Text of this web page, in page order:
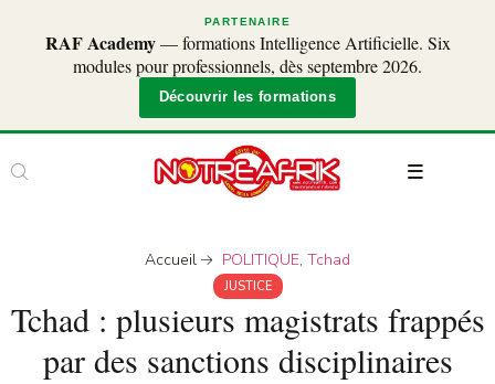
PARTENAIRE
RAF Academy— formations Intelligence Artificielle. Six
modules pour professionnels, dès septembre 2026.
Découvrir les formations
Accueil POLITIQUE, Tchad
JUSTICE
Tchad : plusieurs magistrats frappés
par des sanctions disciplinaires